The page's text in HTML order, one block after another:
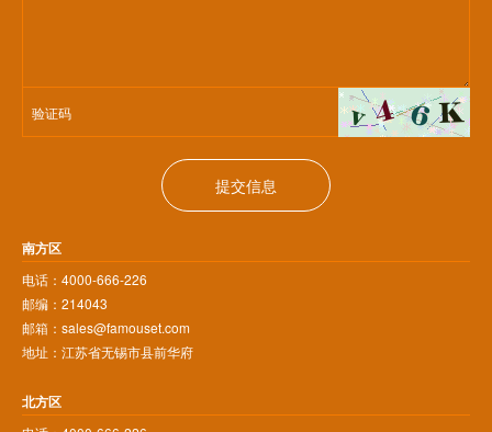
提交信息
南方区
电话：4000-666-226
邮编：214043
邮箱：sales@famouset.com
地址：江苏省无锡市县前华府
北方区